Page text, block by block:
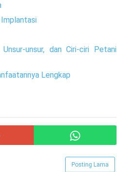
Implantasi
unsur, dan Ciri-ciri Petani
Lengkap
Posting Lama